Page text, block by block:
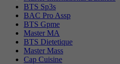
BTS Sp3s
BAC Pro Assp
BTS Gpme
Master MA
BTS Dietetique
Master Mass
Cap Cuisine